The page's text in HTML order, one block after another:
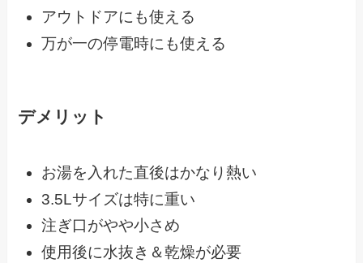
アウトドアにも使える
万が一の停電時にも使える
デメリット
お湯を入れた直後はかなり熱い
3.5Lサイズは特に重い
注ぎ口がやや小さめ
使用後に水抜き＆乾燥が必要